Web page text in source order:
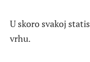
U skoro svakoj
vrhu.